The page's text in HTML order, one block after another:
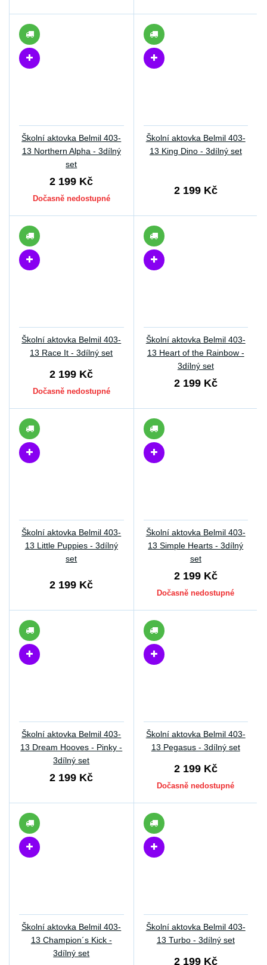
Školní aktovka Belmil 403-
13 Northern Alpha - 3dílný
set
2 199 Kč
Dočasně nedostupné
Školní aktovka Belmil 403-
13 King Dino - 3dílný set
2 199 Kč
Školní aktovka Belmil 403-
13 Race It - 3dílný set
2 199 Kč
Dočasně nedostupné
Školní aktovka Belmil 403-
13 Heart of the Rainbow -
3dílný set
2 199 Kč
Školní aktovka Belmil 403-
13 Little Puppies - 3dílný
set
2 199 Kč
Školní aktovka Belmil 403-
13 Simple Hearts - 3dílný
set
2 199 Kč
Dočasně nedostupné
Školní aktovka Belmil 403-
13 Dream Hooves - Pinky -
3dílný set
2 199 Kč
Školní aktovka Belmil 403-
13 Pegasus - 3dílný set
2 199 Kč
Dočasně nedostupné
Školní aktovka Belmil 403-
13 Champion´s Kick -
3dílný set
Školní aktovka Belmil 403-
13 Turbo - 3dílný set
2 199 Kč